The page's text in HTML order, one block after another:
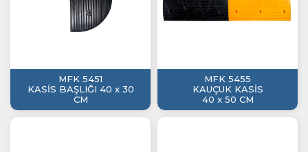
MFK 5451
KASİS BAŞLIĞI 40 x 30
CM
MFK 5455
KAUÇUK KASİS
40 x 50 CM